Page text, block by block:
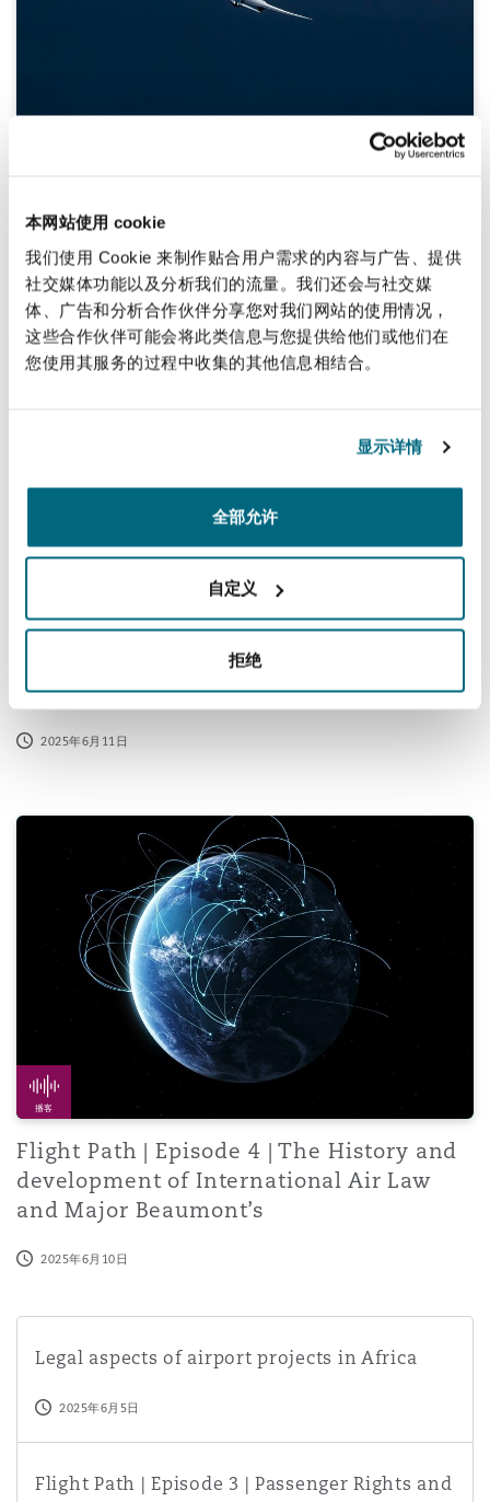
本网站使用 cookie
我们使用 Cookie 来制作贴合用户需求的内容与广告、提供
社交媒体功能以及分析我们的流量。我们还会与社交媒
体、广告和分析合作伙伴分享您对我们网站的使用情况，
这些合作伙伴可能会将此类信息与您提供给他们或他们在
您使用其服务的过程中收集的其他信息相结合。
显示详情
全部允许
自定义
拒绝
2025年7月10日
A New American Flight Path for Drones and Advanced
A New American Flight Path for Drones
and Advanced Air Mobility
2025年6月11日
Flight Path | Episode 4 | The History and development
播客
Flight Path | Episode 4 | The History and
development of International Air Law
and Major Beaumont’s
2025年6月10日
Legal aspects of airport projects in Africa
2025年6月5日
Flight Path | Episode 3 | Passenger Rights and